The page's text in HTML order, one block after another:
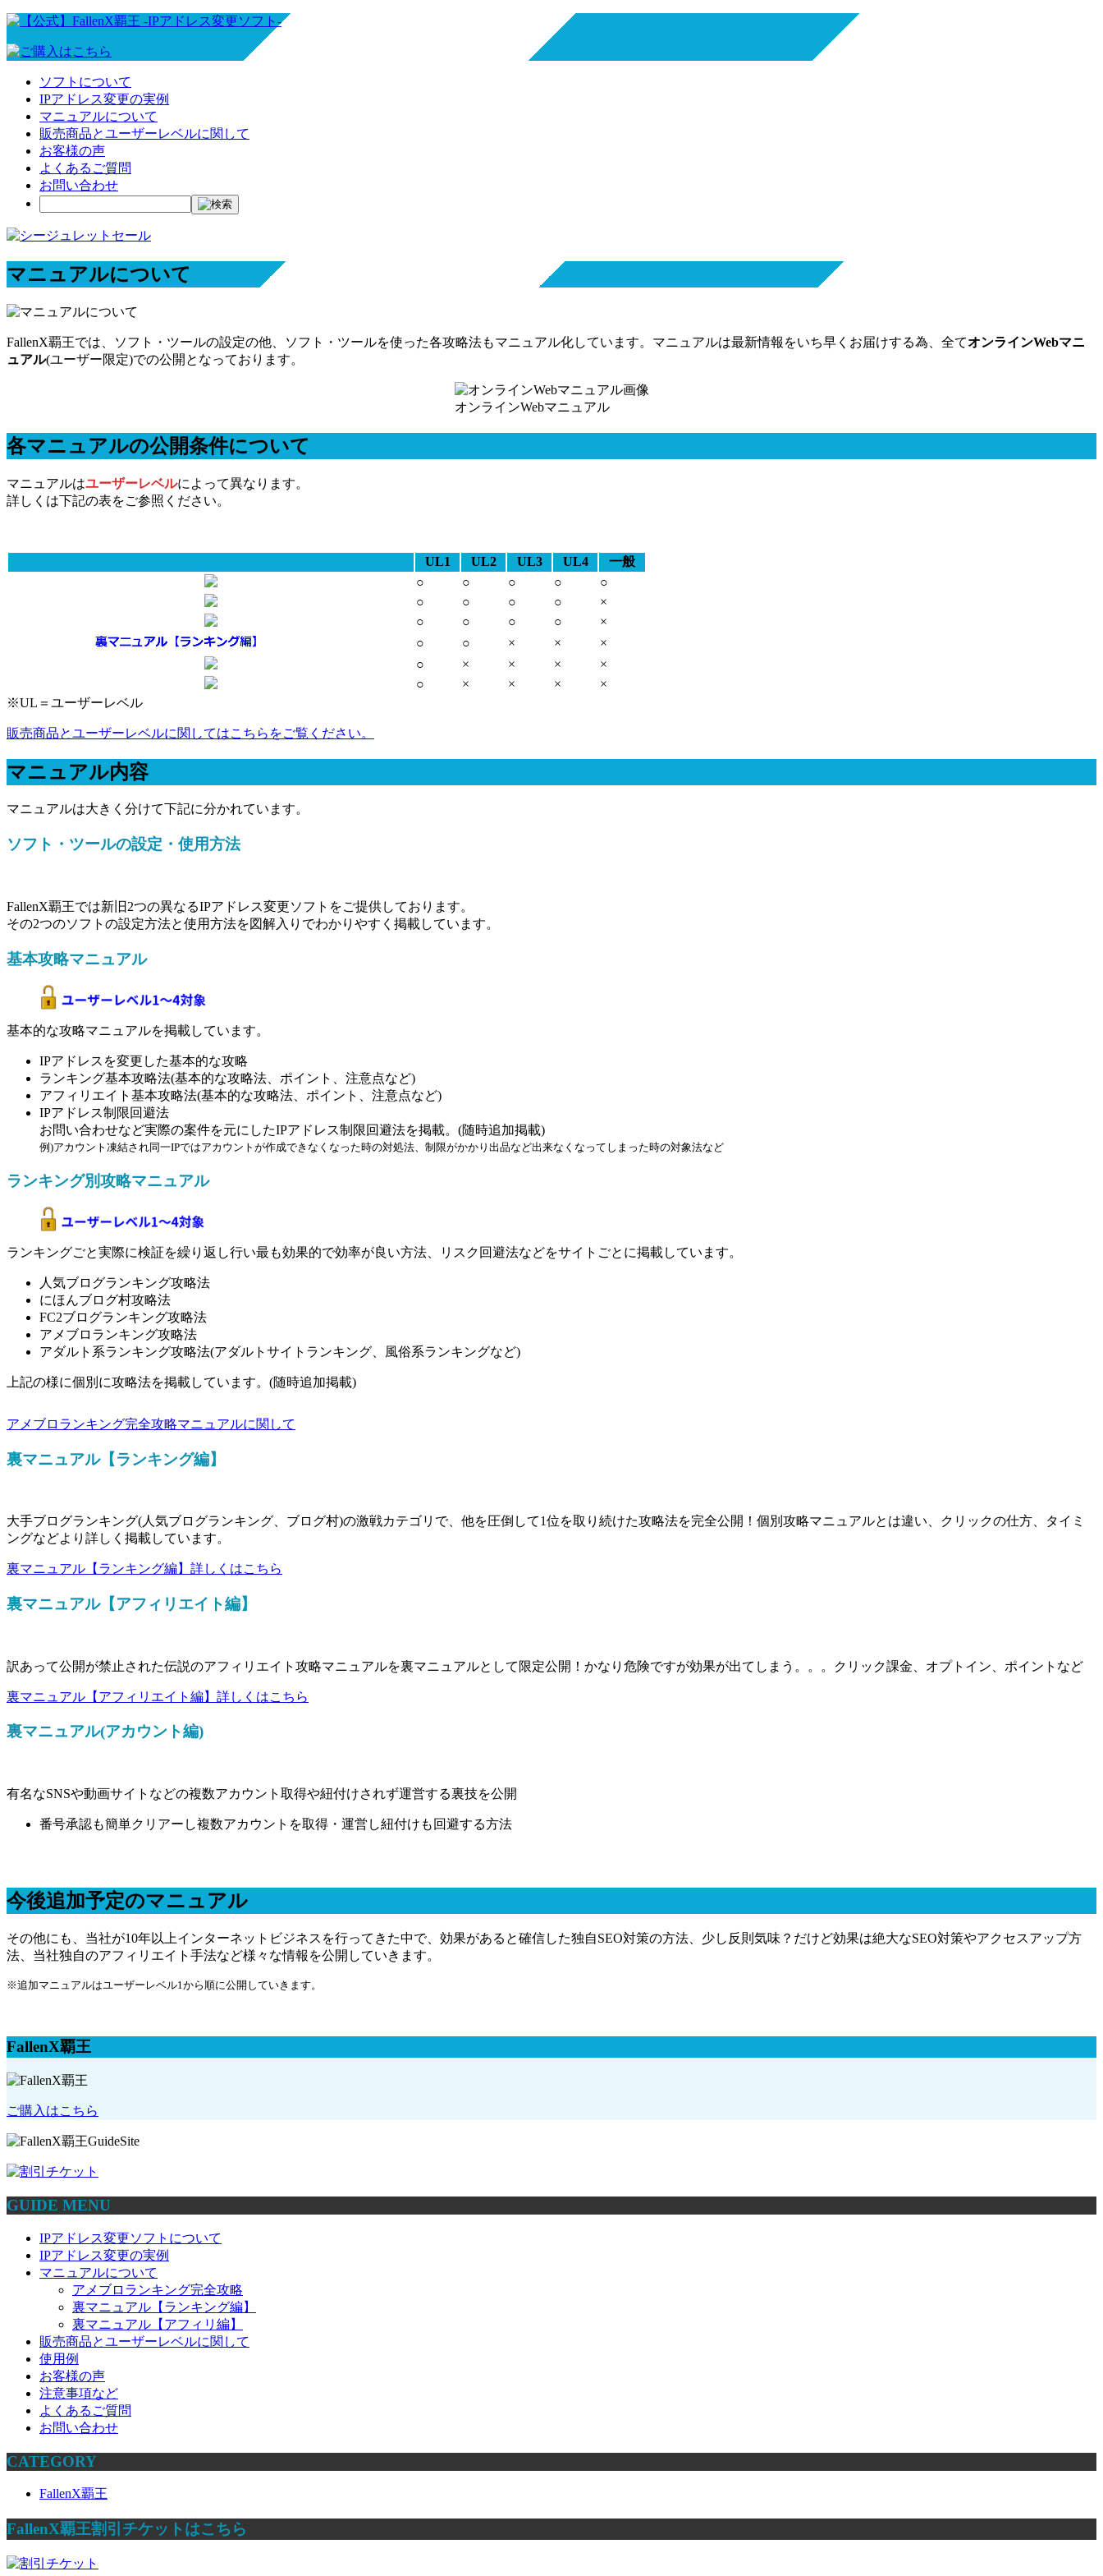
ソフトについて
IPアドレス変更の実例
マニュアルについて
販売商品とユーザーレベルに関して
お客様の声
よくあるご質問
お問い合わせ
マニュアルについて
FallenX覇王では、ソフト・ツールの設定の他、ソフト・ツールを使った各攻略法もマニュアル化しています。マニュアルは最新情報をいち早くお届けする為、全てオンラインWebマニ
ュアル(ユーザー限定)での公開となっております。
オンラインWebマニュアル
各マニュアルの公開条件について
マニュアルはユーザーレベルによって異なります。
詳しくは下記の表をご参照ください。
UL1 UL2 UL3 UL4
一般
○
○ ○ ○
○
○
○ ○ ○
×
○
○ ○ ○
×
○
○ × ×
×
○
× × ×
×
○
× × ×
×
※UL＝ユーザーレベル
販売商品とユーザーレベルに関してはこちらをご覧ください。
マニュアル内容
マニュアルは大きく分けて下記に分かれています。
ソフト・ツールの設定・使用方法
FallenX覇王では新旧2つの異なるIPアドレス変更ソフトをご提供しております。
その2つのソフトの設定方法と使用方法を図解入りでわかりやすく掲載しています。
基本攻略マニュアル
基本的な攻略マニュアルを掲載しています。
IPアドレスを変更した基本的な攻略
ランキング基本攻略法(基本的な攻略法、ポイント、注意点など)
アフィリエイト基本攻略法(基本的な攻略法、ポイント、注意点など)
IPアドレス制限回避法
お問い合わせなど実際の案件を元にしたIPアドレス制限回避法を掲載。(随時追加掲載)
例)アカウント凍結され同一IPではアカウントが作成できなくなった時の対処法、制限がかかり出品など出来なくなってしまった時の対象法など
ランキング別攻略マニュアル
ランキングごと実際に検証を繰り返し行い最も効果的で効率が良い方法、リスク回避法などをサイトごとに掲載しています。
人気ブログランキング攻略法
にほんブログ村攻略法
FC2ブログランキング攻略法
アメブロランキング攻略法
アダルト系ランキング攻略法(アダルトサイトランキング、風俗系ランキングなど)
上記の様に個別に攻略法を掲載しています。(随時追加掲載)
アメブロランキング完全攻略マニュアルに関して
裏マニュアル【ランキング編】
大手ブログランキング(人気ブログランキング、ブログ村)の激戦カテゴリで、他を圧倒して1位を取り続けた攻略法を完全公開！個別攻略マニュアルとは違い、クリックの仕方、タイミ
ングなどより詳しく掲載しています。
裏マニュアル【ランキング編】詳しくはこちら
裏マニュアル【アフィリエイト編】
訳あって公開が禁止された伝説のアフィリエイト攻略マニュアルを裏マニュアルとして限定公開！かなり危険ですが効果が出てしまう。。。クリック課金、オプトイン、ポイントなど
裏マニュアル【アフィリエイト編】詳しくはこちら
裏マニュアル(アカウント編)
有名なSNSや動画サイトなどの複数アカウント取得や紐付けされず運営する裏技を公開
番号承認も簡単クリアーし複数アカウントを取得・運営し紐付けも回避する方法
今後追加予定のマニュアル
その他にも、当社が10年以上インターネットビジネスを行ってきた中で、効果があると確信した独自SEO対策の方法、少し反則気味？だけど効果は絶大なSEO対策やアクセスアップ方
法、当社独自のアフィリエイト手法など様々な情報を公開していきます。
※追加マニュアルはユーザーレベル1から順に公開していきます。
FallenX覇王
ご購入はこちら
GUIDE MENU
IPアドレス変更ソフトについて
IPアドレス変更の実例
マニュアルについて
アメブロランキング完全攻略
裏マニュアル【ランキング編】
裏マニュアル【アフィリ編】
販売商品とユーザーレベルに関して
使用例
お客様の声
注意事項など
よくあるご質問
お問い合わせ
CATEGORY
FallenX覇王
FallenX覇王割引チケットはこちら